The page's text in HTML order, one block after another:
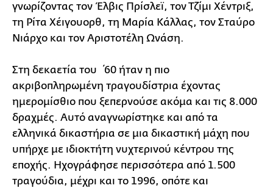
γνωρίζοντας τον Έλβις Πρίσλεϊ, τον Τζίμι Χέντριξ,
τη Ρίτα Χέιγουορθ, τη Μαρία Κάλλας, τον Σταύρο
Νιάρχο και τον Αριστοτέλη Ωνάση.
Στη δεκαετία του ΄60 ήταν η πιο
ακριβοπληρωμένη τραγουδίστρια έχοντας
ημερομίσθιο που ξεπερνούσε ακόμα και τις 8.000
δραχμές. Αυτό αναγνωρίστηκε και από τα
ελληνικά δικαστήρια σε μια δικαστική μάχη που
υπήρχε με ιδιοκτήτη νυχτερινού κέντρου της
εποχής. Ηχογράφησε περισσότερα από 1.500
τραγούδια, μέχρι και το 1996, οπότε και